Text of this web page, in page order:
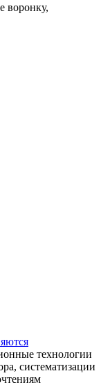
воронку,
технологии
систематизации